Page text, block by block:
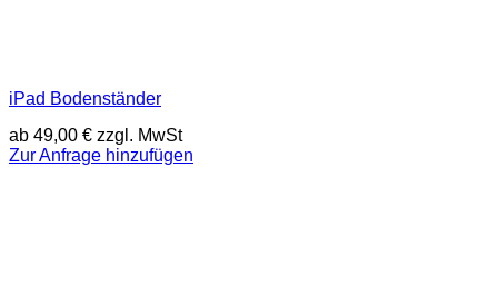
iPad Bodenständer
ab 49,00 € zzgl. MwSt
Zur Anfrage hinzufügen